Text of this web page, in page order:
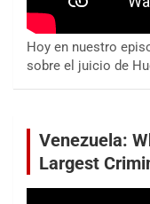
Hoy en nuestro
sobre el juicio de
Venezuela:
Largest